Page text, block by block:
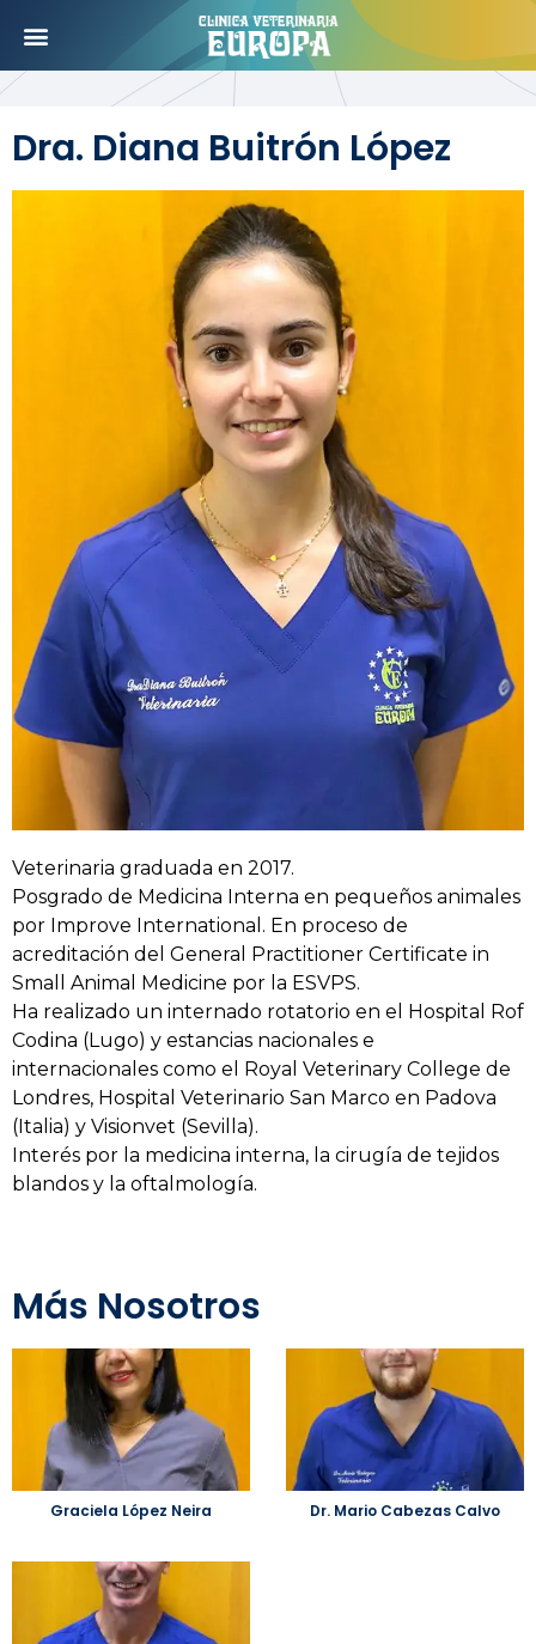
Dra. Diana Buitrón López
Veterinaria graduada en 2017.
Posgrado de Medicina Interna en pequeños animales
por Improve International. En proceso de
acreditación del General Practitioner Certificate in
Small Animal Medicine por la ESVPS.
Ha realizado un internado rotatorio en el Hospital Rof
Codina (Lugo) y estancias nacionales e
internacionales como el Royal Veterinary College de
Londres, Hospital Veterinario San Marco en Padova
(Italia) y Visionvet (Sevilla).
Interés por la medicina interna, la cirugía de tejidos
blandos y la oftalmología.
Más Nosotros
Graciela López Neira Dr. Mario Cabezas Calvo